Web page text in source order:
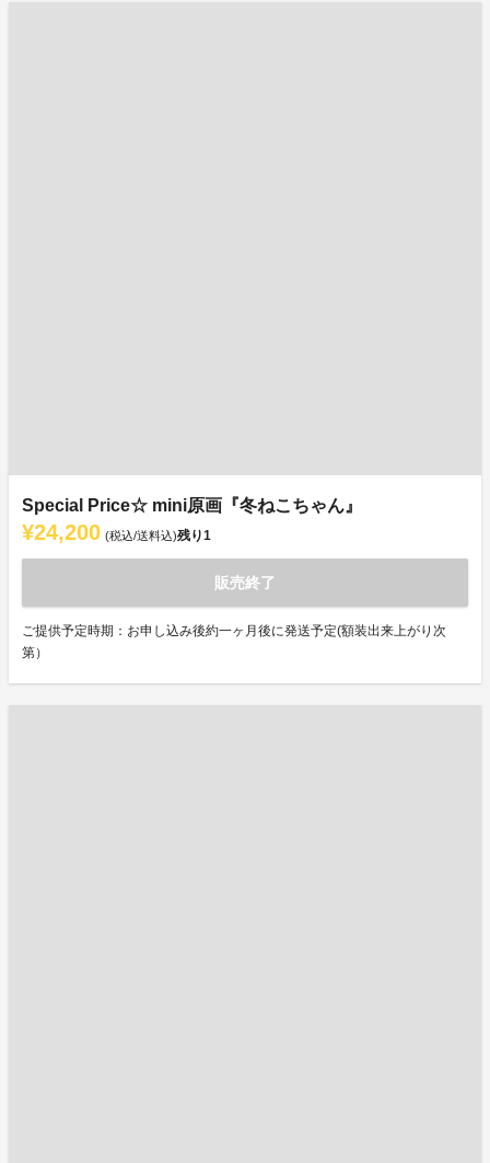
Special Price☆ mini原画『冬ねこちゃん』
¥24,200 (税込/送料込)残り1
販売終了
ご提供予定時期：お申し込み後約一ヶ月後に発送予定(額装出来上がり次
第）